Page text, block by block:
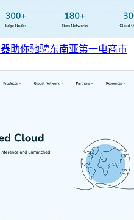
助你驰骋东南亚第一电商市